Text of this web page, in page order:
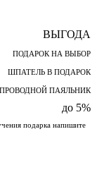
ВЫГОДА
ПОДАРОК НА ВЫБОР
ШПАТЕЛЬ В ПОДАРОК
ПАЯЛЬНИК
до 5%
подарка напишите